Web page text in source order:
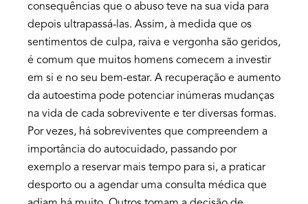
consequências que o abuso teve na sua vida para
depois ultrapassá-las. Assim, à medida que os
sentimentos de culpa, raiva e vergonha são geridos,
é comum que muitos homens comecem a investir
em si e no seu bem-estar. A recuperação e aumento
da autoestima pode potenciar inúmeras mudanças
na vida de cada sobrevivente e ter diversas formas.
Por vezes, há sobreviventes que compreendem a
importância do autocuidado, passando por
exemplo a reservar mais tempo para si, a praticar
desporto ou a agendar uma consulta médica que